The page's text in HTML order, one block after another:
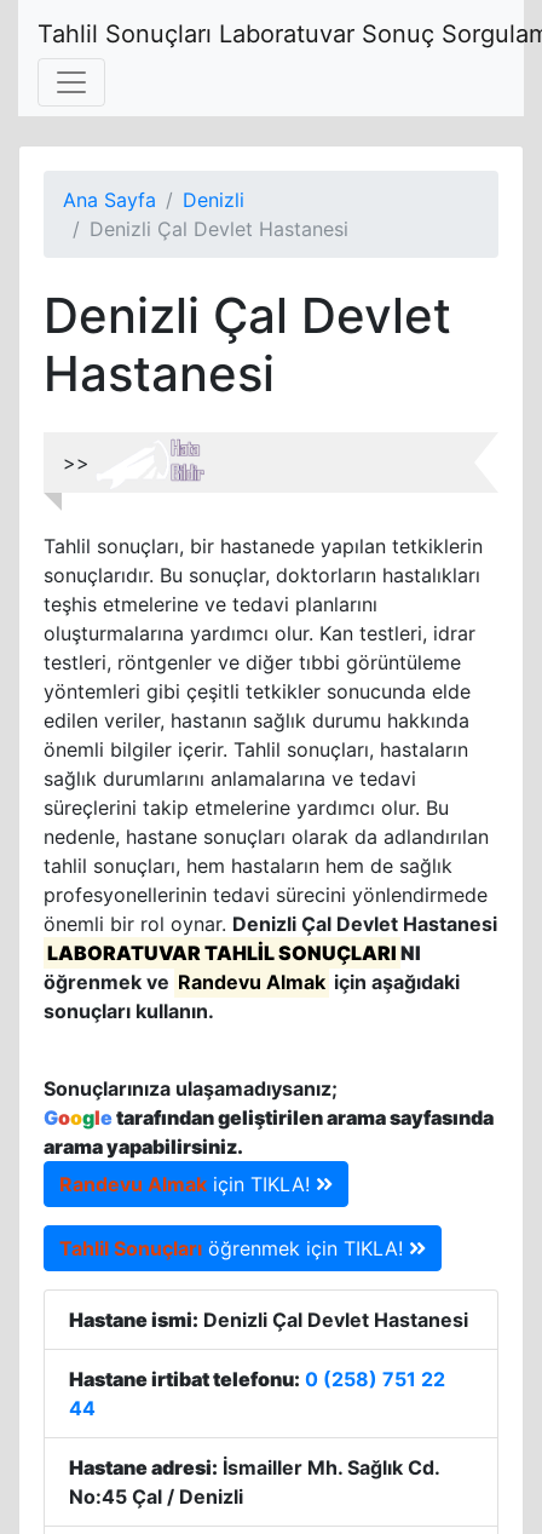
Tahlil Sonuçları Laboratuvar Sonuç
Ana Sayfa
Denizli
Denizli Çal Devlet Hastanesi
Denizli Çal Devlet
Hastanesi
>>
Tahlil sonuçları, bir hastanede yapılan tetkiklerin
sonuçlarıdır. Bu sonuçlar, doktorların hastalıkları
teşhis etmelerine ve tedavi planlarını
oluşturmalarına yardımcı olur. Kan testleri, idrar
testleri, röntgenler ve diğer tıbbi görüntüleme
yöntemleri gibi çeşitli tetkikler sonucunda elde
edilen veriler, hastanın sağlık durumu hakkında
önemli bilgiler içerir. Tahlil sonuçları, hastaların
sağlık durumlarını anlamalarına ve tedavi
süreçlerini takip etmelerine yardımcı olur. Bu
nedenle, hastane sonuçları olarak da adlandırılan
tahlil sonuçları, hem hastaların hem de sağlık
profesyonellerinin tedavi sürecini yönlendirmede
önemli bir rol oynar. Denizli Çal Devlet Hastanesi
LABORATUVAR TAHLİL SONUÇLARI NI
öğrenmek ve Randevu Almak için aşağıdaki
sonuçları kullanın.
Sonuçlarınıza ulaşamadıysanız;
Googletarafından geliştirilen arama sayfasında
arama yapabilirsiniz.
Randevu Almak için TIKLA!
Tahlil Sonuçları öğrenmek için TIKLA!
Hastane ismi: Denizli Çal Devlet Hastanesi
Hastane irtibat telefonu: 0 (258) 751 22
44
Hastane adresi: İsmailler Mh. Sağlık Cd.
No:45 Çal / Denizli